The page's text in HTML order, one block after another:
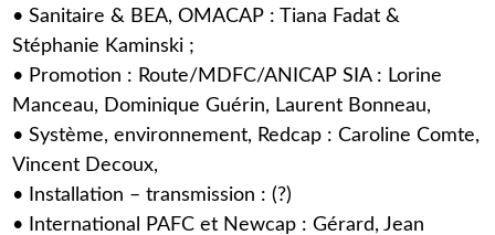
• Sanitaire & BEA, OMACAP : Tiana Fadat &
Stéphanie Kaminski ;
• Promotion : Route/MDFC/ANICAP SIA : Lorine
Manceau, Dominique Guérin, Laurent Bonneau,
• Système, environnement, Redcap : Caroline Comte,
Vincent Decoux,
• Installation – transmission : (?)
• International PAFC et Newcap : Gérard, Jean